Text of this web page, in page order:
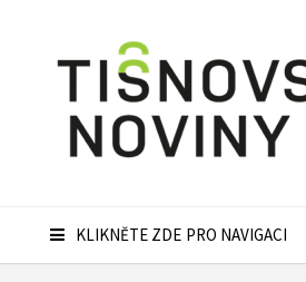
KLIKNĚTE ZDE PRO NAVIGACI